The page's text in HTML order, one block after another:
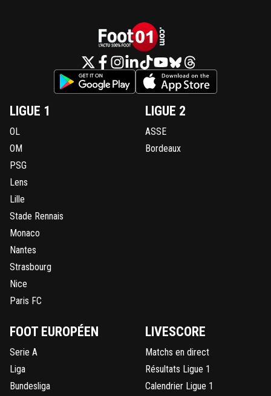
LIGUE 1
OL
OM
PSG
Lens
Lille
Stade Rennais
Monaco
Nantes
Strasbourg
Nice
Paris FC
LIGUE 2
ASSE
Bordeaux
FOOT EUROPÉEN
Serie A
Liga
Bundesliga
LIVESCORE
Matchs en direct
Résultats Ligue 1
Calendrier Ligue 1